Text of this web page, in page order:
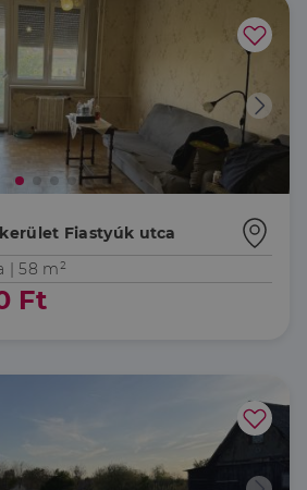
kerület Fiastyúk utca
| 58 m²
Ft